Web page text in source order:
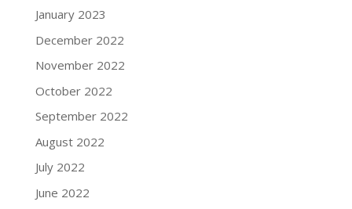
January 2023
December 2022
November 2022
October 2022
September 2022
August 2022
July 2022
June 2022